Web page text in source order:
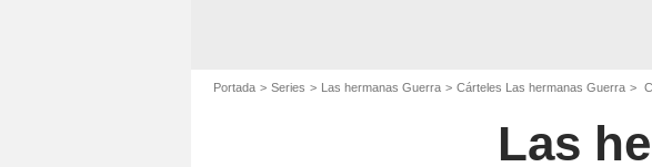
Portada Series Las hermanas Guerra Cárteles Las hermanas Guerra
Las